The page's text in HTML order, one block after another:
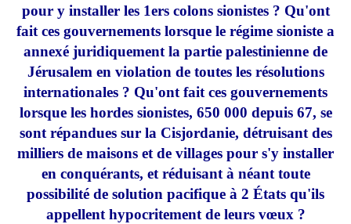
pour y installer les 1ers colons sionistes ? Qu'ont
fait ces gouvernements lorsque le régime sioniste a
annexé juridiquement la partie palestinienne de
Jérusalem en violation de toutes les résolutions
internationales ? Qu'ont fait ces gouvernements
lorsque les hordes sionistes, 650 000 depuis 67, se
sont répandues sur la Cisjordanie, détruisant des
milliers de maisons et de villages pour s'y installer
en conquérants, et réduisant à néant toute
possibilité de solution pacifique à 2 États qu'ils
appellent hypocritement de leurs vœux ?